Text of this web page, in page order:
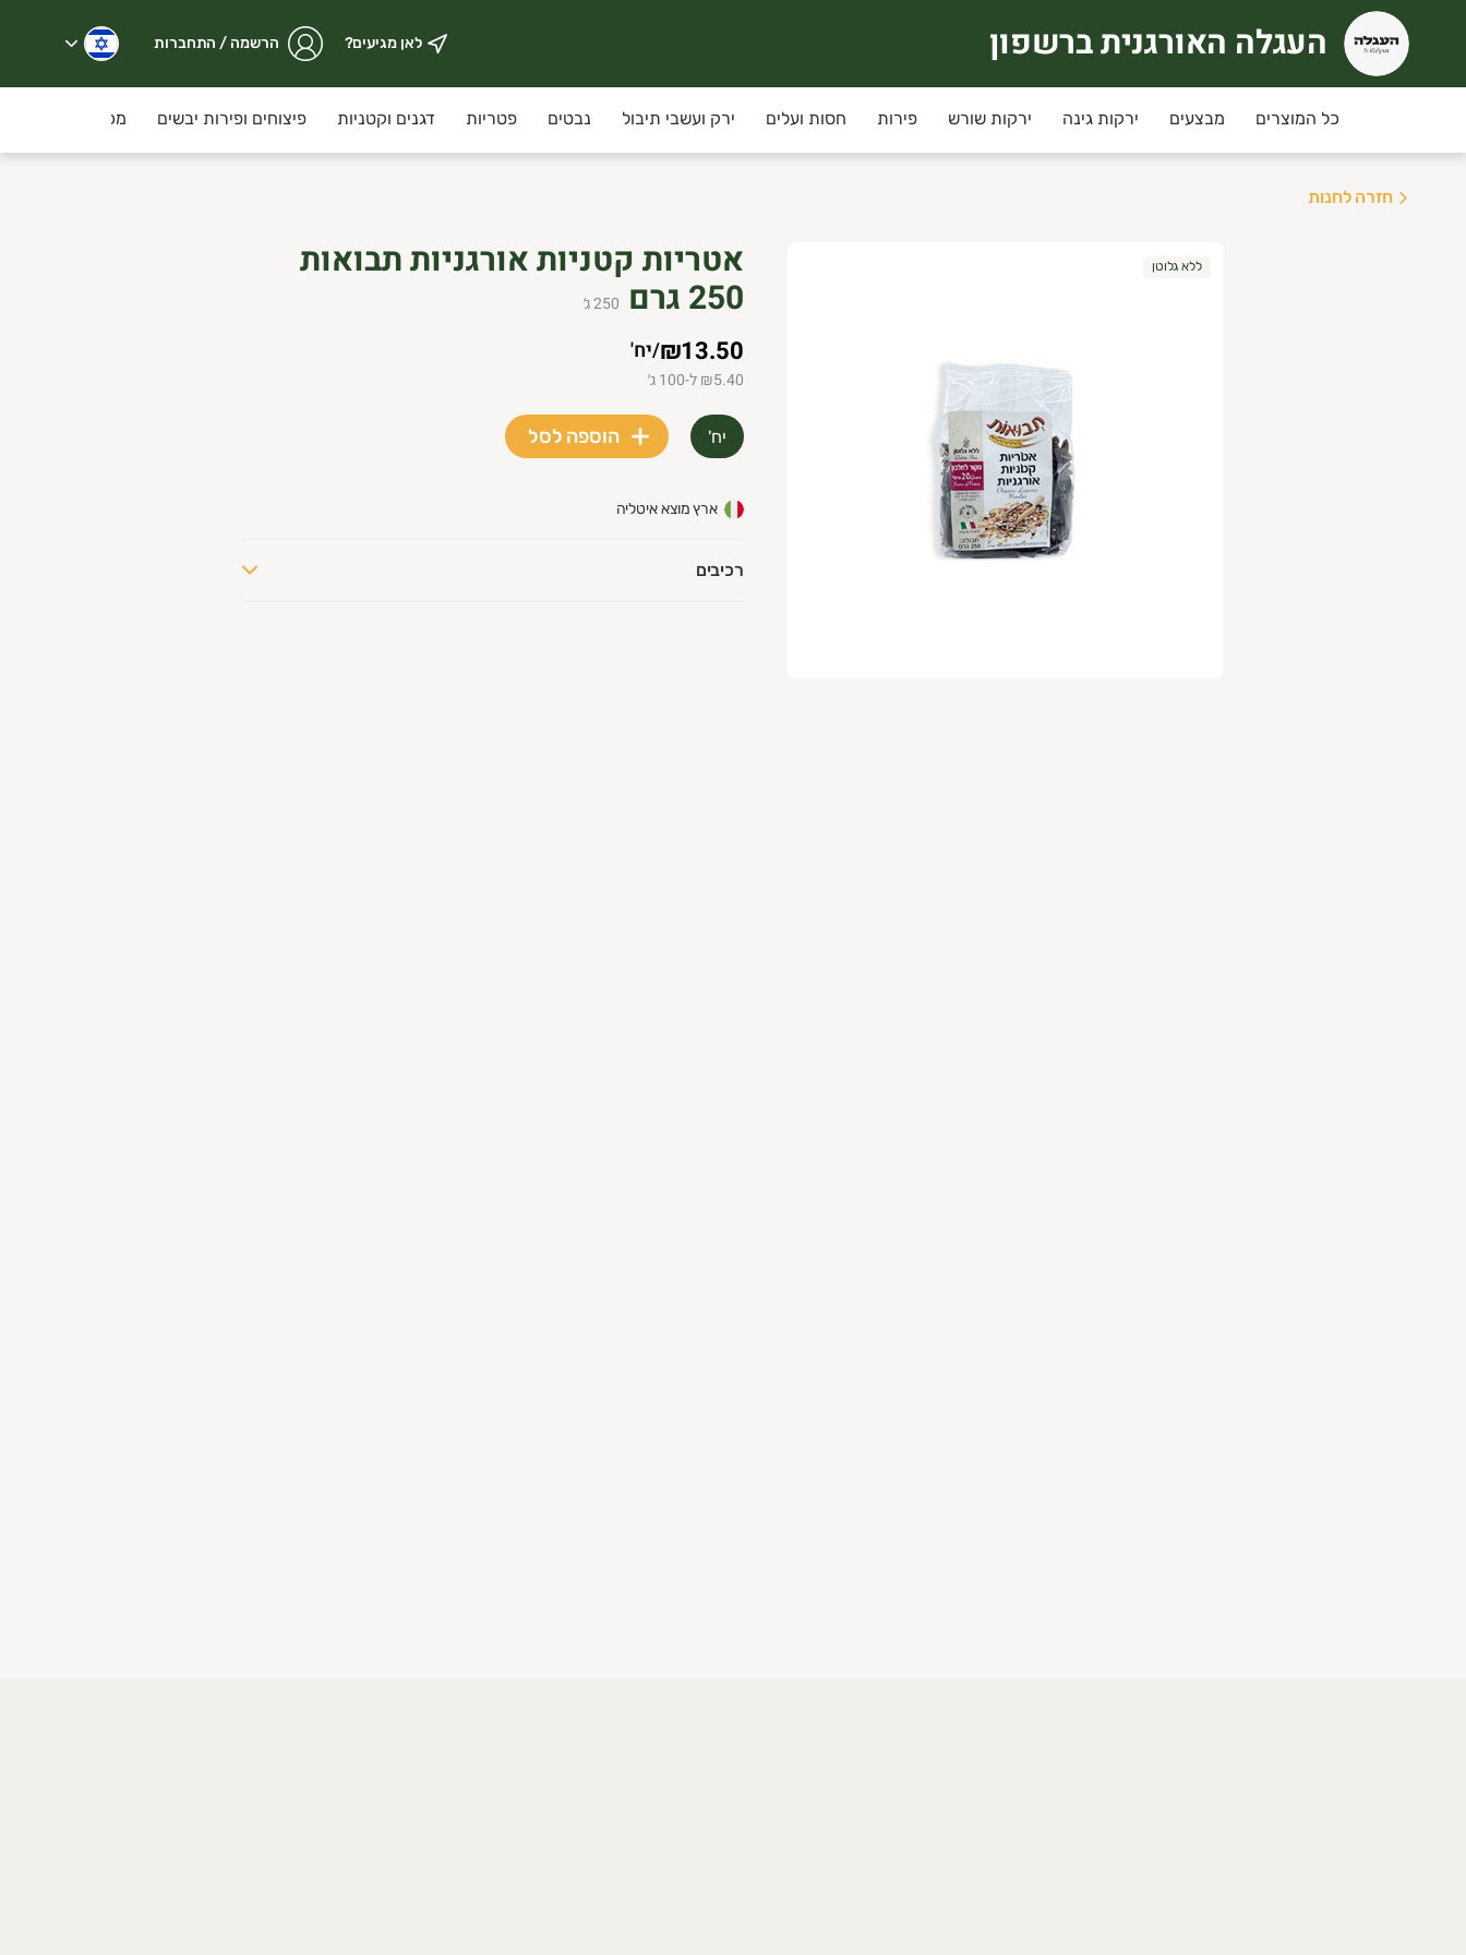
העגלה האורגנית ברשפון
העגלה האורגנית ברשפון לאן מגיעים? הרשמה / התחברות
כל המוצרים מבצעים ירקות גינה ירקות שורש פירות חסות ועלים ירק ועשבי תיבול נבטים פטריות דגנים וקטניות פיצוחים ופירות יבשים מכולת
חזרה לחנות
ללא גלוטן אטריות קטניות אורגניות תבואות
250 גרם 250ג׳
₪13.50
/יח'
₪5.40 ל-100 ג׳
יח' הוספה לסל
ארץ מוצא איטליה
רכיבים